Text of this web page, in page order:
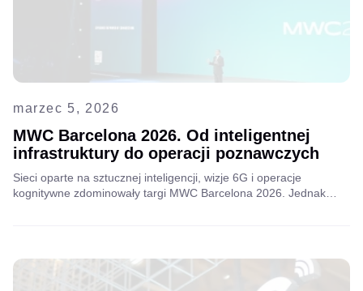
marzec 5, 2026
MWC Barcelona 2026. Od inteligentnej
infrastruktury do operacji poznawczych
Sieci oparte na sztucznej inteligencji, wizje 6G i operacje
kognitywne zdominowały targi MWC Barcelona 2026. Jednak